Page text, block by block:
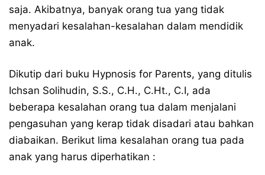
saja. Akibatnya, banyak orang tua yang tidak
menyadari kesalahan-kesalahan dalam mendidik
anak.
Dikutip dari buku Hypnosis for Parents, yang ditulis
Ichsan Solihudin, S.S., C.H., C.Ht., C.I, ada
beberapa kesalahan orang tua dalam menjalani
pengasuhan yang kerap tidak disadari atau bahkan
diabaikan. Berikut lima kesalahan orang tua pada
anak yang harus diperhatikan :